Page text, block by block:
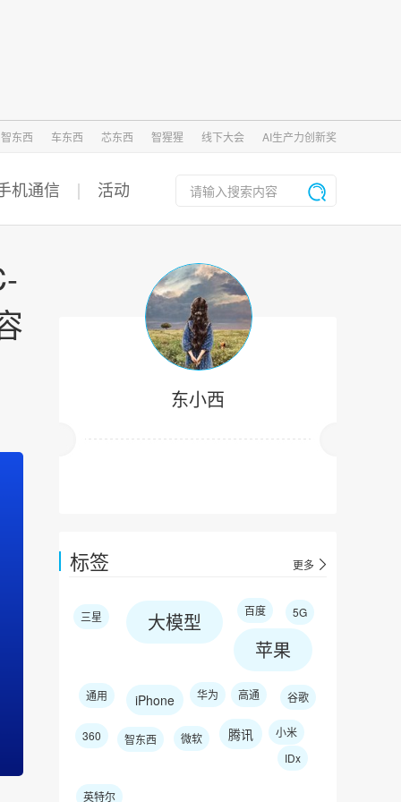
智东西 车东西 芯东西 智猩猩 线下大会 AI生产力创新奖
机通信 活动
东小西
标签 更多
三星 大模型 百度 5G
苹果
通用 iPhone 华为 高通 谷歌
360 智东西 微软 腾讯
小米
IDx
英特尔